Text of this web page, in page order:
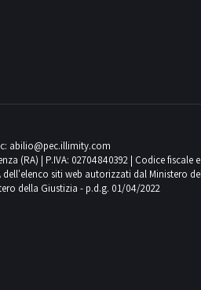
abilio@pec.illimity.com
(RA) | P.IVA: 02704840392 | Codice fiscale
dell'elenco siti web autorizzati dal Ministero
della Giustizia - p.d.g. 01/04/2022